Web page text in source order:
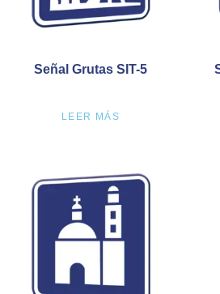
Señal Grutas SIT-5
LEER MÁS